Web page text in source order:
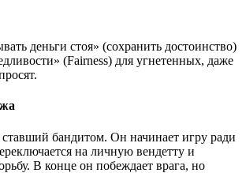
деньги стоя» (сохранить достоинство)
(Fairness) для угнетенных, даже
бандитом. Он начинает игру ради
на личную вендетту и
В конце он побеждает врага, но